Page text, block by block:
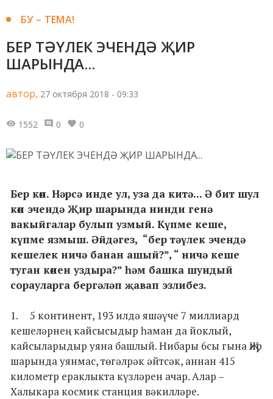
БУ – ТЕМА!
БЕР ТӘҮЛЕК ЭЧЕНДӘ ҖИР
ШАРЫНДА...
автор, 27 октября 2018 - 09:33
1552 0 0
Бер көн. Нәрсә инде ул, уза да китә... Ә бит шул
көн эчендә Җир шарында нинди генә
вакыйгалар булып узмый. Күпме кеше,
күпме язмыш. Әйдәгез, “бер тәүлек эчендә
кешелек ничә банан ашый?”, “ ничә кеше
туган көнен уздыра?” һәм башка шундый
сорауларга бергәләп җавап эзлибез.
1. 5 континент, 193 илдә яшәүче 7 миллиард
кешеләрнең кайсысыдыр һаман да йоклый,
кайсыларыдыр уяна башлый. Нибары 6сы гына Җир
шарында уянмас, төгәлрәк әйтсәк, аннан 415
километр ераклыкта күзләрен ачар. Алар –
Халыкара космик станция вәкилләре.